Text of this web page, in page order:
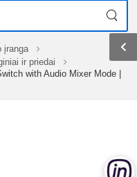
įranga
ir priedai
with Audio Mixer Mode |